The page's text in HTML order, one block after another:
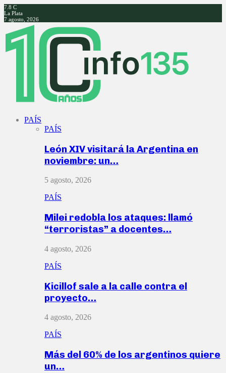
7.8 C
La Plata
7 agosto, 2026
Facebook
Twitter
Instagram
Youtube
PAÍS
PAÍS
León XIV visitará la Argentina en
noviembre: un…
5 agosto, 2026
PAÍS
Milei redobla los ataques: llamó
“terroristas” a docentes…
4 agosto, 2026
PAÍS
Kicillof sale a la calle contra el
proyecto…
4 agosto, 2026
PAÍS
Más del 60% de los argentinos quiere
un…